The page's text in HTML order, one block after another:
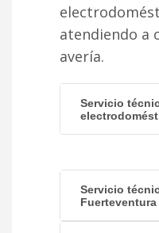
atendiendo a
avería.
Servicio
Servicio
Fuerteventura